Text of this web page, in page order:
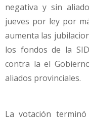
negativa y sin
jueves por ley por
aumenta las
los fondos de la
contra la el
aliados provinciales.
La votación